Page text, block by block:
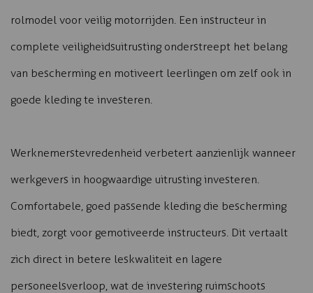
rolmodel voor veilig motorrijden. Een instructeur in
complete veiligheidsuitrusting onderstreept het belang
van bescherming en motiveert leerlingen om zelf ook in
goede kleding te investeren.
Werknemerstevredenheid verbetert aanzienlijk wanneer
werkgevers in hoogwaardige uitrusting investeren.
Comfortabele, goed passende kleding die bescherming
biedt, zorgt voor gemotiveerde instructeurs. Dit vertaalt
zich direct in betere leskwaliteit en lagere
personeelsverloop, wat de investering ruimschoots